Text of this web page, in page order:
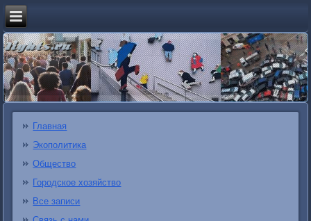
Главная
Экополитика
Общество
Городское хозяйство
Все записи